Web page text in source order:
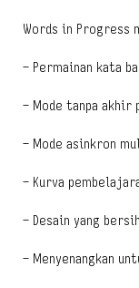
Words in Progress
– Permainan kata
– Mode tanpa akhir
– Mode asinkron
– Kurva
– Desain yang
– Menyenangkan